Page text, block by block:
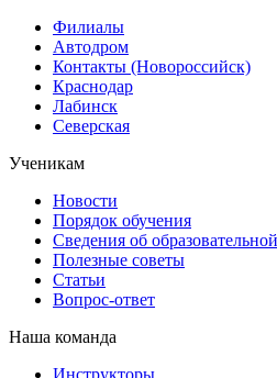
Филиалы
Автодром
Контакты (Новороссийск)
Краснодар
Лабинск
Северская
Ученикам
Новости
Порядок обучения
Сведения об
Полезные советы
Статьи
Вопрос-ответ
Наша команда
Инструкторы